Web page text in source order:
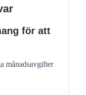
för att
månadsavgifter